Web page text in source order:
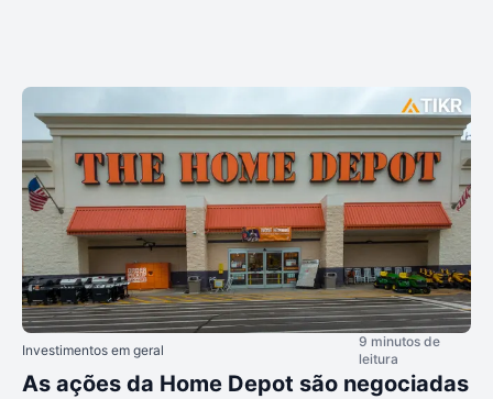
Investimentos em geral
9 minutos de
leitura
As ações da Home Depot são negociadas